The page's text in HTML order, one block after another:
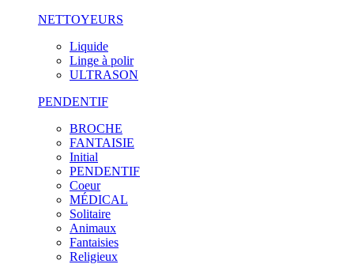
NETTOYEURS
Liquide
Linge à polir
ULTRASON
PENDENTIF
BROCHE
FANTAISIE
Initial
PENDENTIF
Coeur
MÉDICAL
Solitaire
Animaux
Fantaisies
Religieux